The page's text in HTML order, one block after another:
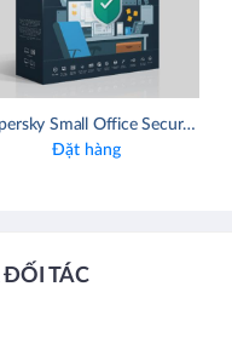
AVEVA INTOUCH HMI – Giải pháp gia tăng hiệu suất và tối ưu chi phí
Đặt hàng
ĐỐI TÁC